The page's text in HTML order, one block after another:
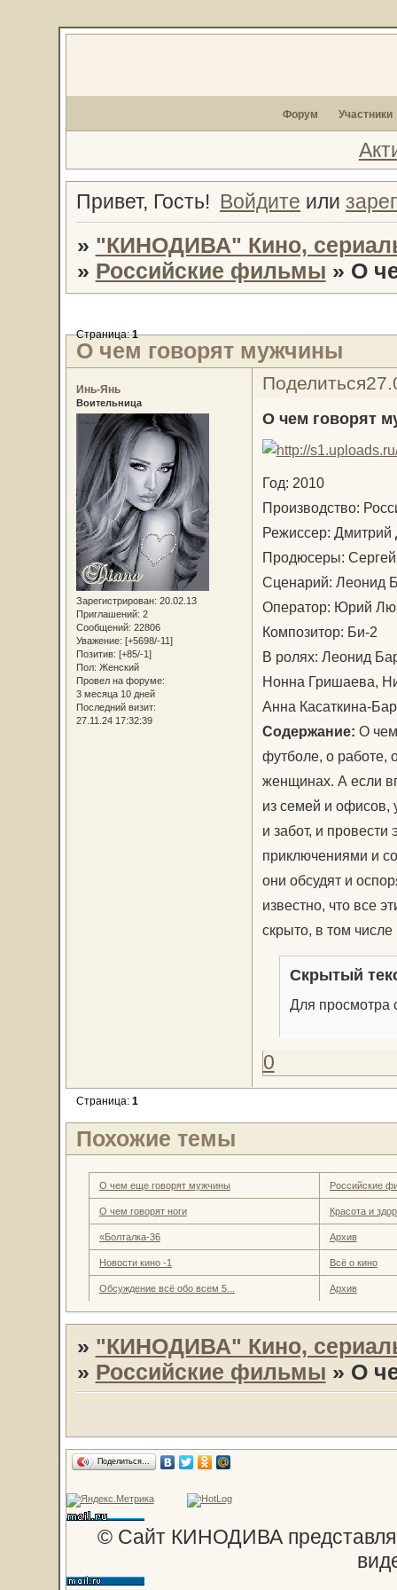
Форум Участники
Привет, Гость! Войдите или
» "КИНОДИВА" Кино,
» Российские фильмы » О
О чем говорят мужчины
Страница:1
Поделиться
Инь-Янь
Воительница
Зарегистрирован: 20.02.13
Приглашений: 2
Сообщений: 22806
Уважение: [+5698/-11]
Позитив: [+85/-1]
Пол: Женский
Провел на форуме:
3 месяца 10 дней
Последний визит:
27.11.24 17:32:39
О чем говорят
Год: 2010
Производство:
Режиссер:
Продюсеры:
Сценарий: Леонид
Оператор: Юрий
Композитор: Би-2
В ролях: Леонид
Нонна Гришаева,
Анна Касаткина-
Содержание: О
футболе, о работе,
женщинах. А если
из семей и офисов,
и забот, и
приключениями и
они обсудят и
известно, что все
скрыто, в том
Скрытый
Для просмотра
0
Страница: 1
Похожие темы
О чем еще говорят мужчины Российские
О чем говорят ноги Красота и
«Болталка-36 Архив
Новости кино -1 Всё о кино
Обсуждение всё обо всем 5... Архив
» "КИНОДИВА" Кино,
» Российские фильмы » О
Поделиться…
© Сайт КИНОДИВА